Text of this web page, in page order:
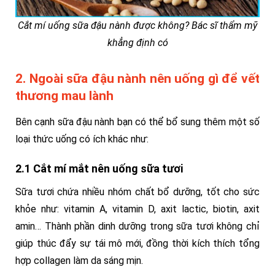
Cắt mí uống sữa đậu nành được không? Bác sĩ thẩm mỹ
khẳng định có
2. Ngoài sữa đậu nành nên uống gì để vết
thương mau lành
Bên cạnh sữa đậu nành bạn có thể bổ sung thêm một số
loại thức uống có ích khác như:
2.1 Cắt mí mắt nên uống sữa tươi
Sữa tươi chứa nhiều nhóm chất bổ dưỡng, tốt cho sức
khỏe như: vitamin A, vitamin D, axit lactic, biotin, axit
amin… Thành phần dinh dưỡng trong sữa tươi không chỉ
giúp thúc đẩy sự tái mô mới, đồng thời kích thích tổng
hợp collagen làm da sáng mịn.